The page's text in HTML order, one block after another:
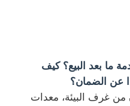
ما بعد البيع؟ كيف
عن الضمان؟
غرف البيئة، معدات